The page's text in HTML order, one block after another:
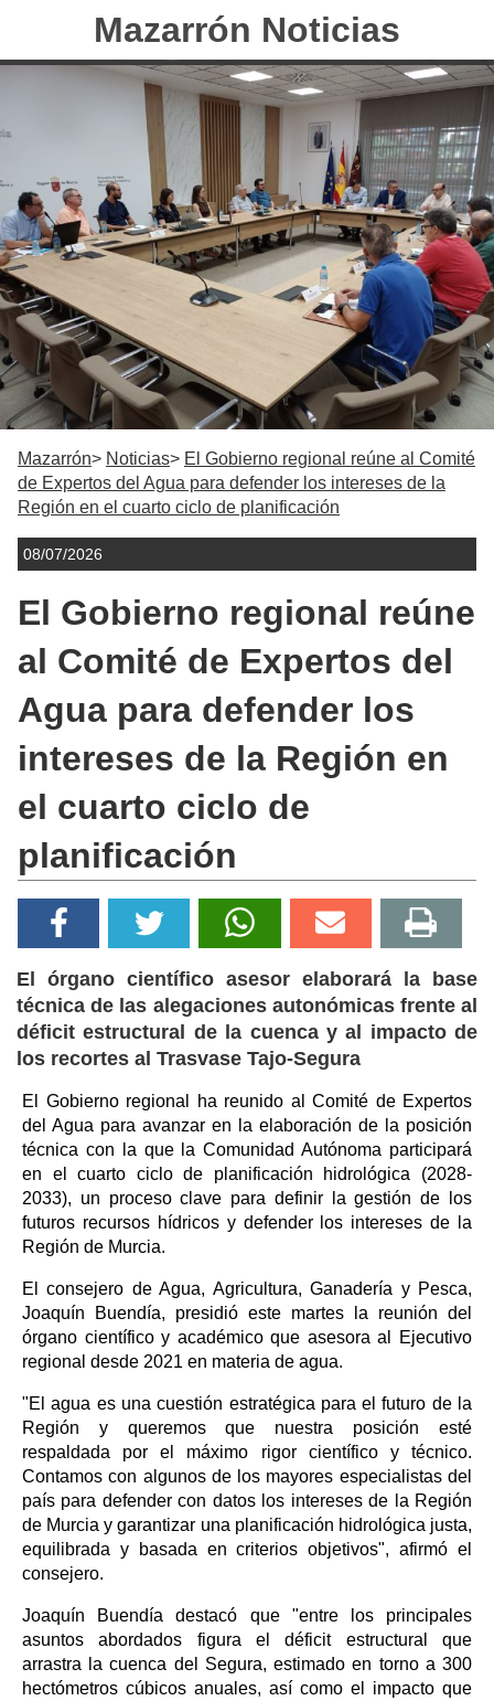
Mazarrón Noticias
Mazarrón Noticias
El Gobierno regional reúne al Comité
de Expertos del Agua para defender los intereses de la
Región en el cuarto ciclo de planificación
08/07/2026
El Gobierno regional reúne
al Comité de Expertos del
Agua para defender los
intereses de la Región en
el cuarto ciclo de
planificación
El órgano científico asesor elaborará la base
técnica de las alegaciones autonómicas frente al
déficit estructural de la cuenca y al impacto de
los recortes al Trasvase Tajo-Segura
El Gobierno regional ha reunido al Comité de Expertos
del Agua para avanzar en la elaboración de la posición
técnica con la que la Comunidad Autónoma participará
en el cuarto ciclo de planificación hidrológica (2028-
2033), un proceso clave para definir la gestión de los
futuros recursos hídricos y defender los intereses de la
Región de Murcia.
El consejero de Agua, Agricultura, Ganadería y Pesca,
Joaquín Buendía, presidió este martes la reunión del
órgano científico y académico que asesora al Ejecutivo
regional desde 2021 en materia de agua.
"El agua es una cuestión estratégica para el futuro de la
Región y queremos que nuestra posición esté
respaldada por el máximo rigor científico y técnico.
Contamos con algunos de los mayores especialistas del
país para defender con datos los intereses de la Región
de Murcia y garantizar una planificación hidrológica justa,
equilibrada y basada en criterios objetivos", afirmó el
consejero.
Joaquín Buendía destacó que "entre los principales
asuntos abordados figura el déficit estructural que
arrastra la cuenca del Segura, estimado en torno a 300
hectómetros cúbicos anuales, así como el impacto que